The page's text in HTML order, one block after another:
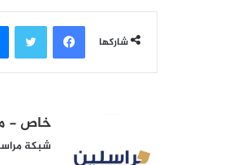
شاركها
فيسبوك
خاص -
شبكة